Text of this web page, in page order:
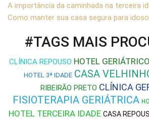
A importância da caminhada na terceira
Como manter sua casa segura para
#TAGS MAIS
CLÍNICA REPOUSO HOTEL
HOTEL 3ª IDADE CASA
RIBEIRÃO PRETO CLÍNICA
FISIOTERAPIA GERIÁTRICA
HOTEL TERCEIRA IDADE CASA